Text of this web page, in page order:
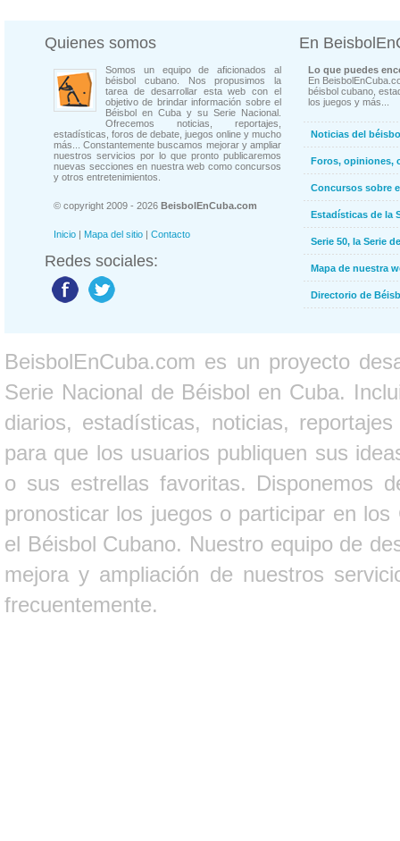
Quienes somos
Somos un equipo de aficionados al
béisbol cubano. Nos propusimos la
tarea de desarrollar esta web con el
objetivo de brindar información sobre el
Béisbol en Cuba y su Serie Nacional.
Ofrecemos noticias, reportajes,
estadísticas, foros de debate, juegos online y mucho
más... Constantemente buscamos mejorar y ampliar
nuestros servicios por lo que pronto publicaremos
nuevas secciones en nuestra web como concursos
y otros entretenimientos.
© copyright 2009 - 2026 BeisbolEnCuba.com
Inicio | Mapa del sitio | Contacto
Redes sociales:
En
Lo que puedes
En
béisbol cubano,
los juegos y más...
Noticias del
Foros, opiniones,
Concursos sobre
Estadísticas de la
Serie 50, la Serie
Mapa de nuestra
Directorio de
BeisbolEnCuba.com es un proyecto
Serie Nacional de Béisbol en Cuba.
diarios, estadísticas, noticias,
para que los usuarios publiquen sus
o sus estrellas favoritas. Disponemos
pronosticar los juegos o participar en
el Béisbol Cubano. Nuestro equipo de
mejora y ampliación de nuestros
frecuentemente.